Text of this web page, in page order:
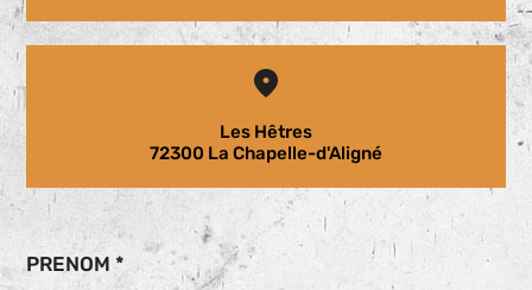
Les Hêtres
72300 La Chapelle-d'Aligné
PRENOM *